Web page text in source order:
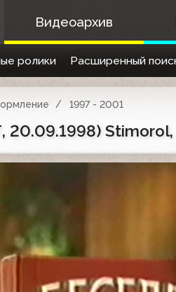
Видеоархив
ролики Расширенный
1997 - 2001
20.09.1998)